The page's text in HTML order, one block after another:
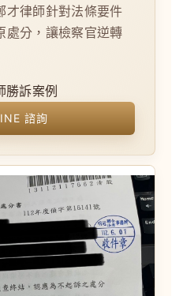
才律師針對法條要件
處分，讓檢察官逆轉
勝訴案例
諮詢